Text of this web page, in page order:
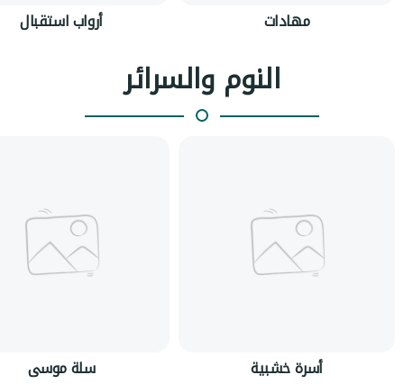
مهادات أرواب استقبال
النوم والسرائر
أسرة خشبية سلة موسى